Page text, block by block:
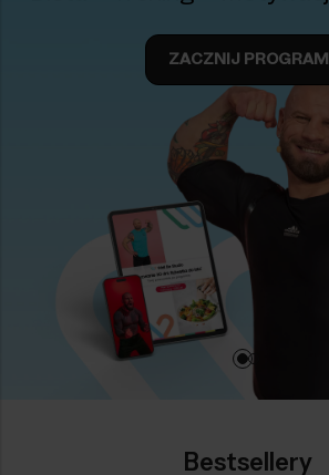
SPRAWDŹ OFERTĘ
Bestsellery